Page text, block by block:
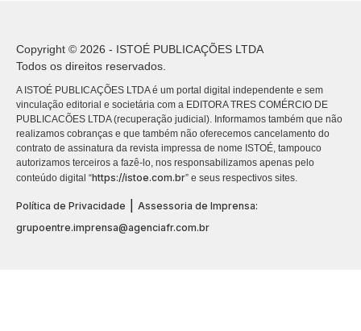
Copyright © 2026 - ISTOÉ PUBLICAÇÕES LTDA
Todos os direitos reservados.
A ISTOÉ PUBLICAÇÕES LTDA é um portal digital independente e sem
vinculação editorial e societária com a EDITORA TRES COMÉRCIO DE
PUBLICACÕES LTDA (recuperação judicial). Informamos também que não
realizamos cobranças e que também não oferecemos cancelamento do
contrato de assinatura da revista impressa de nome ISTOÉ, tampouco
autorizamos terceiros a fazê-lo, nos responsabilizamos apenas pelo
conteúdo digital “https://istoe.com.br” e seus respectivos sites.
Política de Privacidade
Assessoria de Imprensa:
grupoentre.imprensa@agenciafr.com.br